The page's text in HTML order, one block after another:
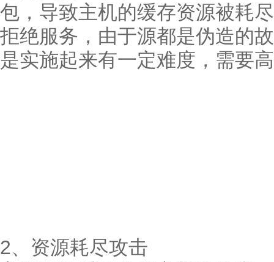
包，导致主机的缓存资源被耗
拒绝服务，由于源都是伪造的
是实施起来有一定难度，需要
2、资源耗尽攻击